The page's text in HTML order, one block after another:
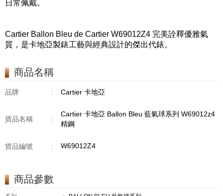
日常佩戴。
Cartier Ballon Bleu de Cartier W69012Z4 完美詮釋優雅氣
質，是卡地亞製錶工藝與經典設計的傑出代錶。
商品名稱
品牌 : Cartier 卡地亞
貨品名稱 :
Cartier 卡地亞 Ballon Bleu 藍氣球系列 W69012z4
精鋼
貨品編號 : W69012Z4
商品參數